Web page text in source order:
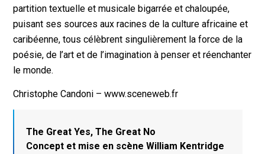
partition textuelle et musicale bigarrée et chaloupée,
puisant ses sources aux racines de la culture africaine et
caribéenne, tous célèbrent singulièrement la force de la
poésie, de l’art et de l’imagination à penser et réenchanter
le monde.
Christophe Candoni – www.sceneweb.fr
The Great Yes, The Great No
Concept et mise en scène William Kentridge